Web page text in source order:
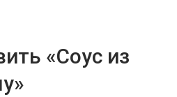
«Соус из